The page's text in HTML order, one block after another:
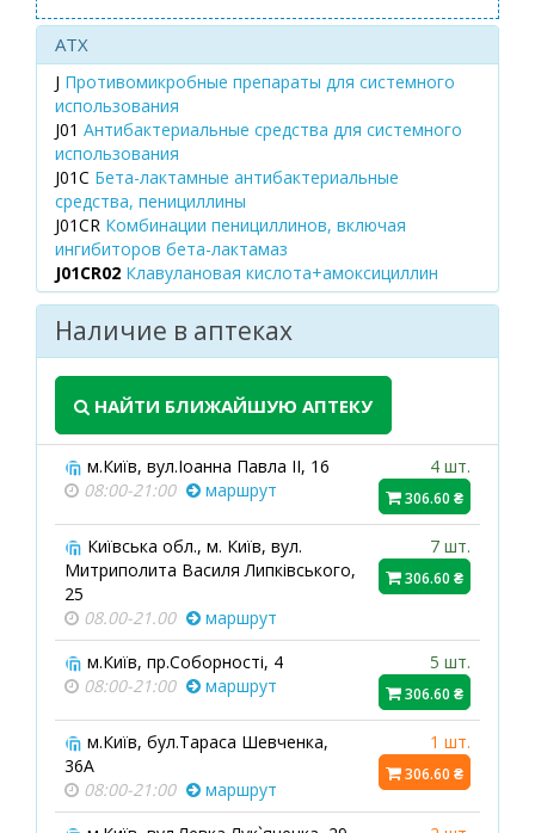
ATX
J Противомикробные препараты для системного
использования
J01 Антибактериальные средства для системного
использования
J01C Бета-лактамные антибактериальные
средства, пенициллины
J01CR Комбинации пенициллинов, включая
ингибиторов бета-лактамаз
J01CR02 Клавулановая кислота+амоксициллин
Наличие в аптеках
НАЙТИ БЛИЖАЙШУЮ АПТЕКУ
м.Київ, вул.Іоанна Павла ІІ, 16
08:00-21:00
маршрут
4 шт.
306.60 ₴
Київська обл., м. Київ, вул.
Митриполита Василя Липківського,
25
08.00-21.00
маршрут
7 шт.
306.60 ₴
м.Київ, пр.Соборності, 4
08:00-21:00
маршрут
5 шт.
306.60 ₴
м.Київ, бул.Тараса Шевченка,
36А
08:00-21:00
маршрут
1 шт.
306.60 ₴